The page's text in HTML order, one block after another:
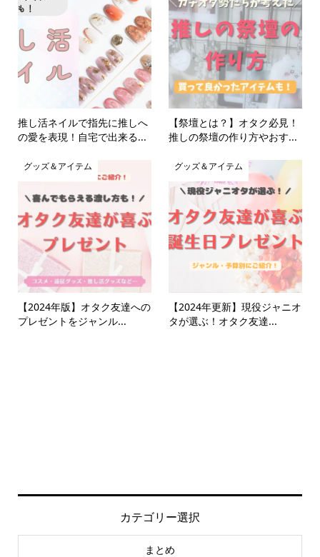
推し活ネイルで指先に推しへ
の愛を表現！自宅で出来る...
【祭壇とは？】オタク必見！
推しの祭壇の作り方やおす...
グッズ＆アイテム
【2024年版】オタク友達への
プレゼントをジャンル...
グッズ＆アイテム
【2024年更新】現役ジャニオ
タが選ぶ！オタク友達...
カテゴリー選択
まとめ